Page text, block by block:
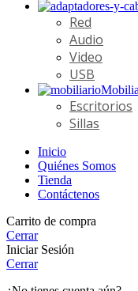
Red
Audio
Video
USB
Escritorios
Sillas
Inicio
Quiénes Somos
Tienda
Contáctenos
Carrito de compra
Cerrar
Iniciar Sesión
Cerrar